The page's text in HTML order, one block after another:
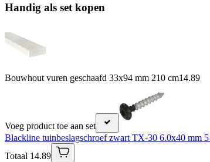
Handig als set kopen
Bouwhout vuren geschaafd 33x94 mm 210 cm14.89
Voeg product toe aan set
Blackline tuinbeslagschroef zwart TX-30 6.0x40 mm 5
Totaal 14.89